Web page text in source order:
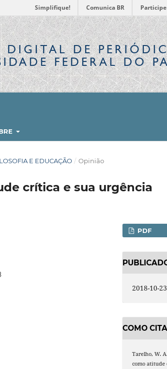
Simplifique! Comunica BR Participe
DIGITALDE
FEDERAL DO
E EDUCAÇÃO / Opinião
crítica e sua urgência
PDF
2018-10-23
COMO
Tarelho, W.
como atitude